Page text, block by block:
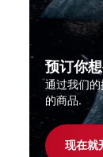
预订你
通过我们
的商品.
现在就